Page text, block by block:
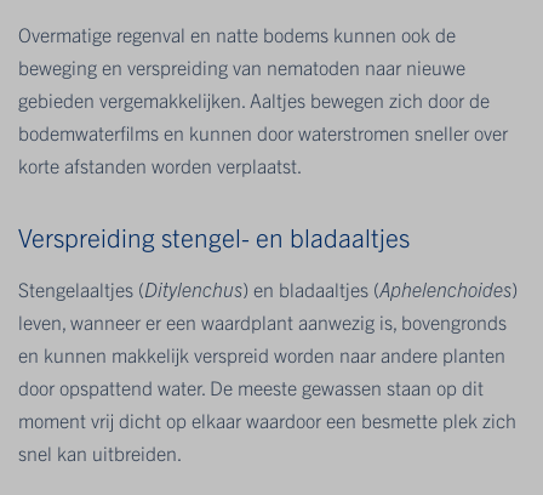
Overmatige regenval en natte bodems kunnen ook de
beweging en verspreiding van nematoden naar nieuwe
gebieden vergemakkelijken. Aaltjes bewegen zich door de
bodemwaterfilms en kunnen door waterstromen sneller over
korte afstanden worden verplaatst.
Verspreiding stengel- en bladaaltjes
Stengelaaltjes (Ditylenchus) en bladaaltjes (Aphelenchoides)
leven, wanneer er een waardplant aanwezig is, bovengronds
en kunnen makkelijk verspreid worden naar andere planten
door opspattend water. De meeste gewassen staan op dit
moment vrij dicht op elkaar waardoor een besmette plek zich
snel kan uitbreiden.